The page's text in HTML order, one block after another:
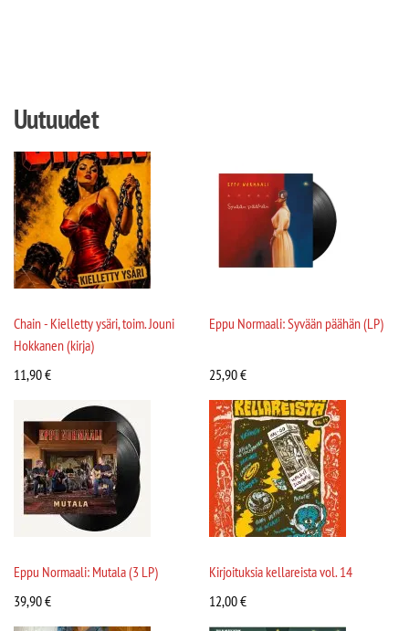
Uutuudet
Chain - Kielletty ysäri, toim. Jouni
Hokkanen (kirja)
11,90€
Eppu Normaali: Syvään päähän (LP)
25,90€
Eppu Normaali: Mutala (3 LP)
39,90€
Kirjoituksia kellareista vol. 14
12,00€